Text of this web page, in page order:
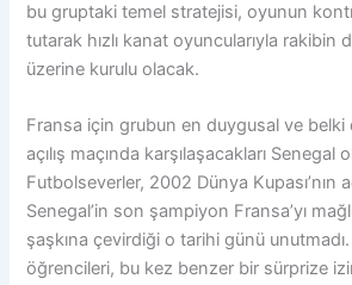
bu gruptaki temel stratejisi, oyunun
tutarak hızlı kanat oyuncularıyla rakibin
üzerine kurulu olacak.
Fransa için grubun en duygusal ve belki
açılış maçında karşılaşacakları Senegal
Futbolseverler, 2002 Dünya Kupası’nın
Senegal’in son şampiyon Fransa’yı
şaşkına çevirdiği o tarihi günü
öğrencileri, bu kez benzer bir sürprize